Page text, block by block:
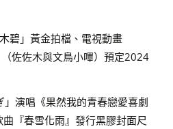
碧」黃金拍檔、電視動畫
（佐佐木與文鳥小嗶）預定2024
演唱《果然我的青春戀愛喜劇
『春雪化雨』發行黑膠封面尺